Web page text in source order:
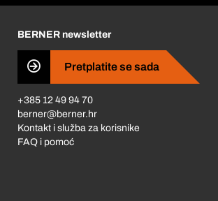
Business Conduct
BERNER newsletter
Pretplatite se sada
+385 12 49 94 70
berner@berner.hr
Kontakt i služba za korisnike
FAQ i pomoć